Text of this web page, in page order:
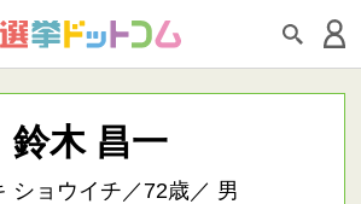
鈴木 昌一
ショウイチ／72歳／ 男